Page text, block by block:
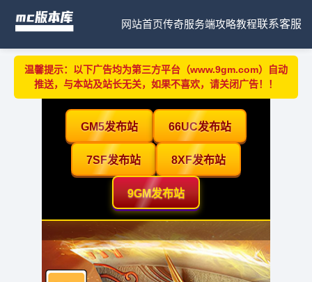
网站首页传奇服务端攻略教程联系客服
温馨提示：以下广告均为第三方平台（www.9gm.com）自动
推送，与本站及站长无关，如果不喜欢，请关闭广告！！